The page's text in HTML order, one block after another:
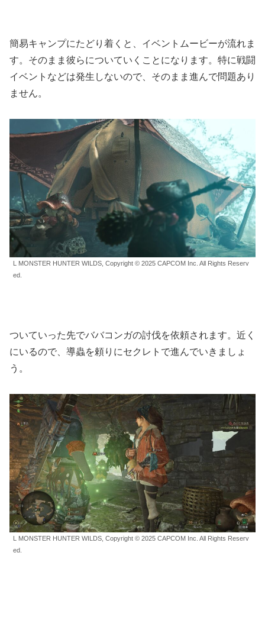
簡易キャンプにたどり着くと、イベントムービーが流れま
す。そのまま彼らについていくことになります。特に戦闘
イベントなどは発生しないので、そのまま進んで問題あり
ません。
L MONSTER HUNTER WILDS, Copyright © 2025 CAPCOM Inc. All Rights Reserv
ed.
ついていった先でババコンガの討伐を依頼されます。近く
にいるので、導蟲を頼りにセクレトで進んでいきましょ
う。
L MONSTER HUNTER WILDS, Copyright © 2025 CAPCOM Inc. All Rights Reserv
ed.